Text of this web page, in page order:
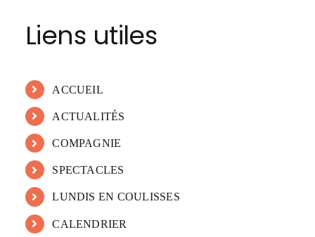
Liens utiles
ACCUEIL
ACTUALITÉS
COMPAGNIE
SPECTACLES
LUNDIS EN COULISSES
CALENDRIER